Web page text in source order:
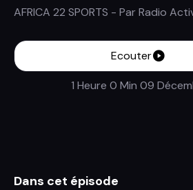
AFRICA 22 SPORTS - ParRadio
Ecouter
1 Heure 0 Min 09
Dans cet épisode